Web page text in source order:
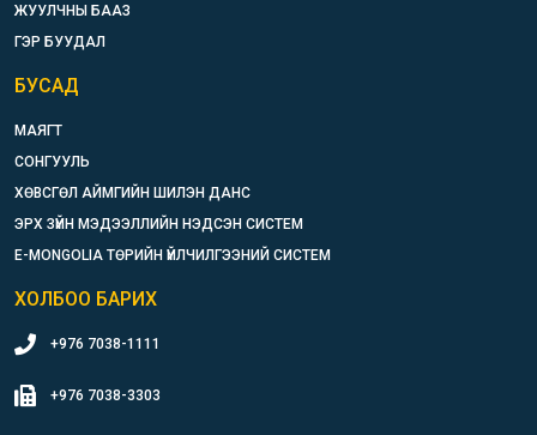
ЖУУЛЧНЫ БААЗ
ГЭР БУУДАЛ
БУСАД
МАЯГТ
СОНГУУЛЬ
ХӨВСГӨЛ АЙМГИЙН ШИЛЭН ДАНС
ЭРХ ЗҮЙН МЭДЭЭЛЛИЙН НЭДСЭН СИСТЕМ
E-MONGOLIA ТӨРИЙН ҮЙЛЧИЛГЭЭНИЙ СИСТЕМ
ХОЛБОО БАРИХ
+976 7038-1111
+976 7038-3303